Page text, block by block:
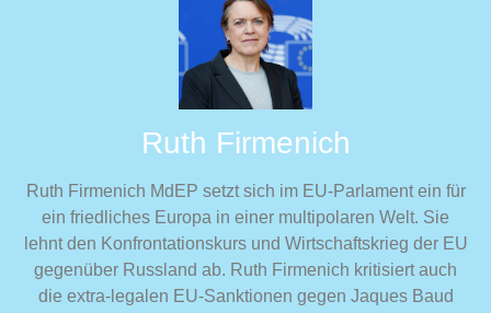
Ruth Firmenich
Ruth Firmenich MdEP setzt sich im EU-Parlament ein für
ein friedliches Europa in einer multipolaren Welt. Sie
lehnt den Konfrontationskurs und Wirtschaftskrieg der EU
gegenüber Russland ab. Ruth Firmenich kritisiert auch
die extra-legalen EU-Sanktionen gegen Jaques Baud